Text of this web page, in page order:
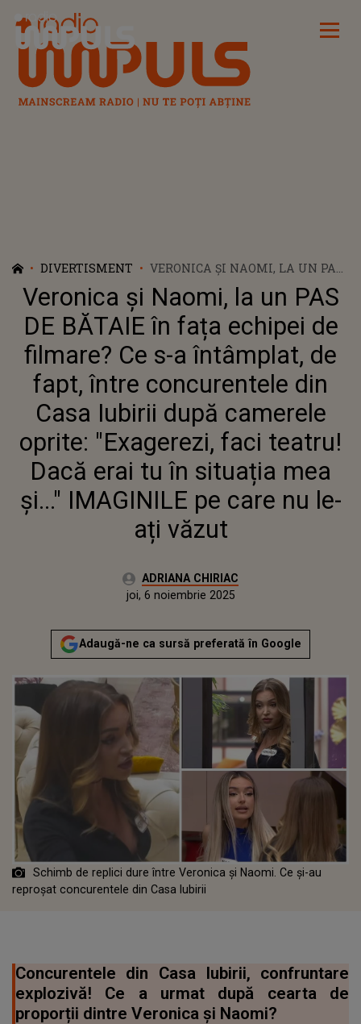
Radio Impuls
DIVERTISMENT
VERONICA ȘI NAOMI, LA UN PAS
DE BĂTAIE ÎN FAȚA ECHIPEI DE
FILMARE? CE S-A ÎNTÂMPLAT, DE
FAPT, ÎNTRE CONCURENTELE DIN
CASA IUBIRII DUPĂ CAMERELE
OPRITE: "EXAGEREZI, FACI
TEATRU! DACĂ ERAI TU ÎN
SITUAȚIA MEA ȘI..." IMAGINILE
PE CARE NU LE-AȚI VĂZUT
Veronica și Naomi, la un PAS
DE BĂTAIE în fața echipei de
filmare? Ce s-a întâmplat, de
fapt, între concurentele din
Casa Iubirii după camerele
oprite: "Exagerezi, faci teatru!
Dacă erai tu în situația mea
și..." IMAGINILE pe care nu le-
ați văzut
Autor:ADRIANA CHIRIAC
Actualizat:
joi, 6 noiembrie 2025
Adaugă-ne ca sursă preferată în Google
Schimb de replici dure între Veronica și Naomi. Ce și-au
reproșat concurentele din Casa Iubirii
Concurentele din Casa Iubirii, confruntare
explozivă! Ce a urmat după cearta de
proporții dintre Veronica și Naomi?